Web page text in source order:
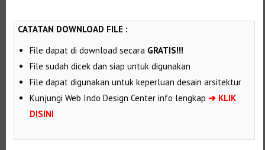
CATATAN DOWNLOAD FILE :
File dapat di download secara GRATIS!!!
File sudah dicek dan siap untuk digunakan
File dapat digunakan untuk keperluan desain arsitektur
Kunjungi Web Indo Design Center info lengkap➔ KLIK
DISINI